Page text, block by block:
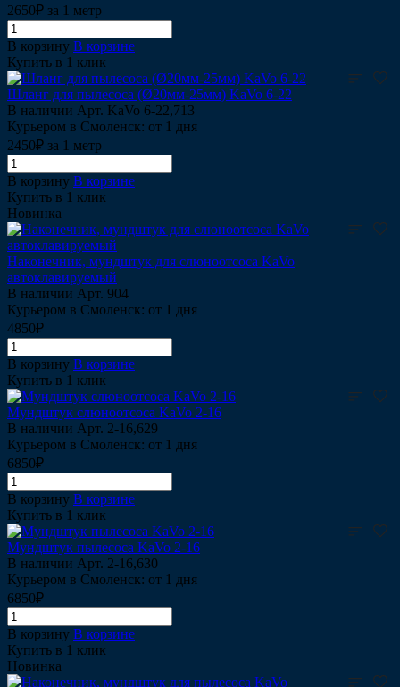
2650₽ за 1 метр
В корзину В корзине
Купить в 1 клик
Шланг для пылесоса (Ø20мм-25мм) KaVo 6-22
В наличии Арт. KaVo 6-22,713
Курьером в Смоленск: от 1 дня
2450₽ за 1 метр
В корзину В корзине
Купить в 1 клик
Новинка
Наконечник, мундштук для слюноотсоса KaVo
автоклавируемый
В наличии Арт. 904
Курьером в Смоленск: от 1 дня
4850₽
В корзину В корзине
Купить в 1 клик
Мундштук слюноотсоса KaVo 2-16
В наличии Арт. 2-16,629
Курьером в Смоленск: от 1 дня
6850₽
В корзину В корзине
Купить в 1 клик
Мундштук пылесоса KaVo 2-16
В наличии Арт. 2-16,630
Курьером в Смоленск: от 1 дня
6850₽
В корзину В корзине
Купить в 1 клик
Новинка